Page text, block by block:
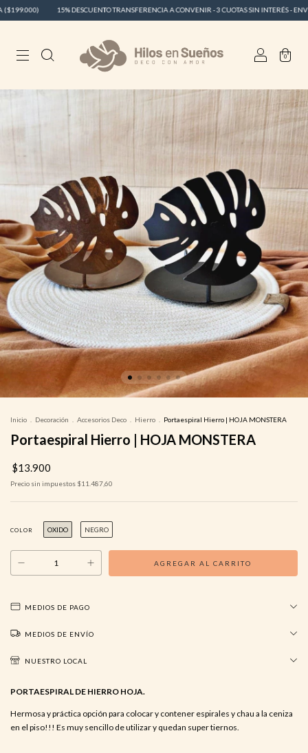
15% DESCUENTO TRANSFERENCIA A CONVENIR - 3 CUOTAS SIN INTERÉS - ENVÍO
0
Inicio Decoración Accesorios Deco Hierro Portaespiral Hierro | HOJA MONSTERA
Portaespiral Hierro | HOJA MONSTERA
$13.900
Precio sin impuestos $11.487,60
COLOR OXIDO NEGRO
MEDIOS DE PAGO
MEDIOS DE ENVÍO
NUESTRO LOCAL
PORTAESPIRAL DE HIERRO HOJA.
Hermosa y práctica opción para colocar y contener espirales y chau a la ceniza
en el piso!!! Es muy sencillo de utilizar y quedan super tiernos.